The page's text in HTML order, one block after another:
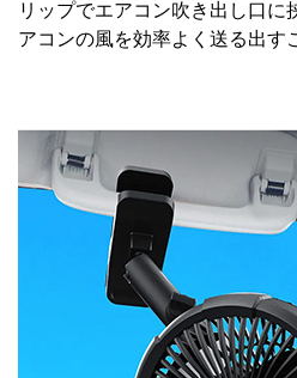
リップでエアコン吹き出し口に
アコンの風を効率よく送る出す